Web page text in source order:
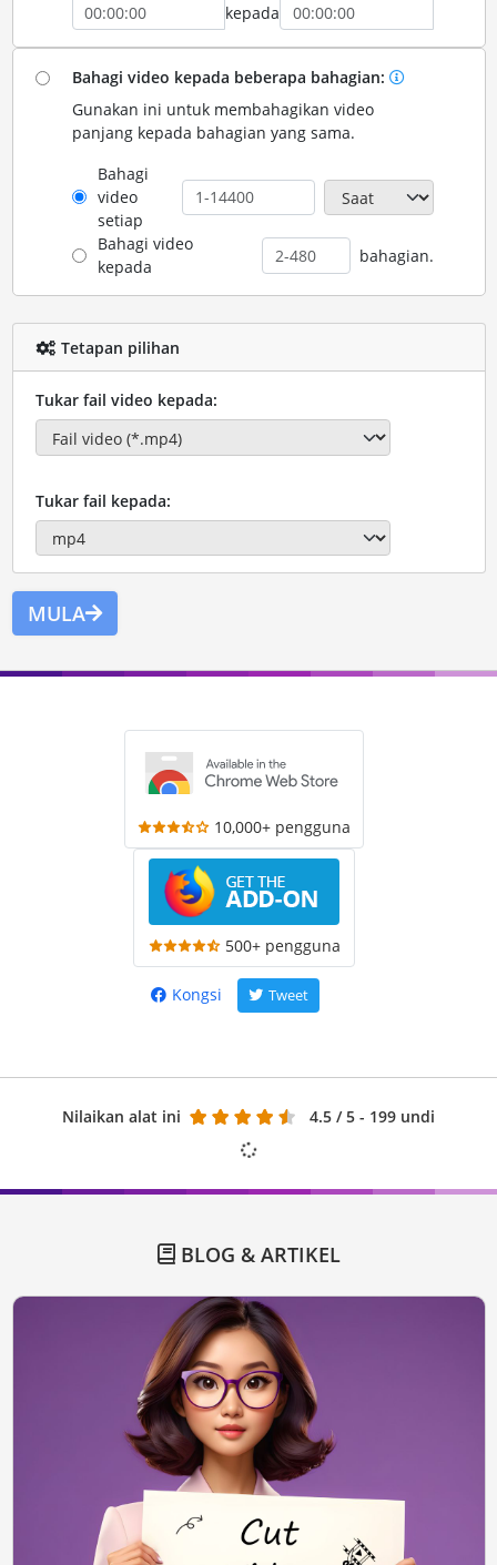
kepada
Bahagi video kepada beberapa bahagian:
Gunakan ini untuk membahagikan video
panjang kepada bahagian yang sama.
Bahagi
video
setiap
Bahagi video
kepada
bahagian.
Tetapan pilihan
Tukar fail video kepada:
Tukar fail kepada:
MULA
10,000+ pengguna
500+ pengguna
Kongsi Tweet
Nilaikan alat ini 4.5 / 5 - 199 undi
BLOG & ARTIKEL